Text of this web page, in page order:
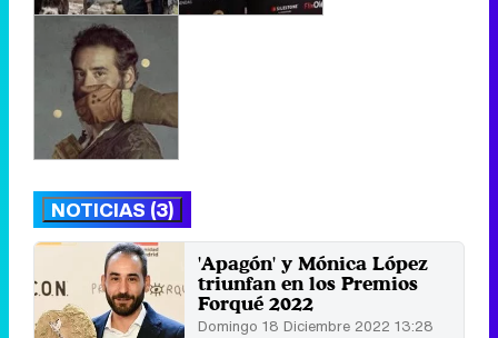
NOTICIAS (3)
'Apagón' y Mónica López
triunfan en los Premios
Forqué 2022
Domingo 18 Diciembre 2022 13:28